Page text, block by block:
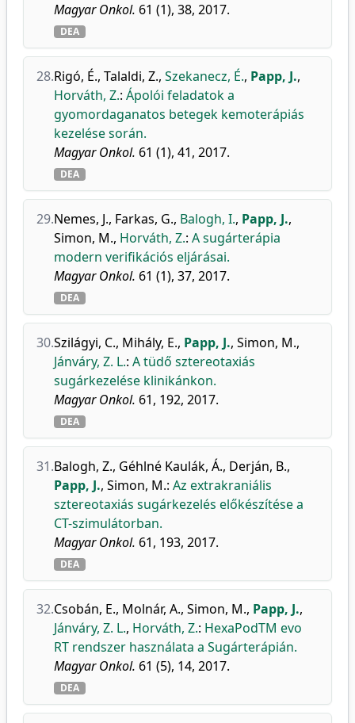
Magyar Onkol. 61 (1), 38, 2017.
DEA
28.Rigó, É., Talaldi, Z., Szekanecz, É., Papp, J.,
Horváth, Z.: Ápolói feladatok a
gyomordaganatos betegek kemoterápiás
kezelése során.
Magyar Onkol. 61 (1), 41, 2017.
DEA
29.Nemes, J., Farkas, G., Balogh, I., Papp, J.,
Simon, M., Horváth, Z.: A sugárterápia
modern verifikációs eljárásai.
Magyar Onkol. 61 (1), 37, 2017.
DEA
30.Szilágyi, C., Mihály, E., Papp, J., Simon, M.,
Jánváry, Z. L.: A tüdő sztereotaxiás
sugárkezelése klinikánkon.
Magyar Onkol. 61, 192, 2017.
DEA
31.Balogh, Z., Géhlné Kaulák, Á., Derján, B.,
Papp, J., Simon, M.: Az extrakraniális
sztereotaxiás sugárkezelés előkészítése a
CT-szimulátorban.
Magyar Onkol. 61, 193, 2017.
DEA
32.Csobán, E., Molnár, A., Simon, M., Papp, J.,
Jánváry, Z. L., Horváth, Z.: HexaPodTM evo
RT rendszer használata a Sugárterápián.
Magyar Onkol. 61 (5), 14, 2017.
DEA